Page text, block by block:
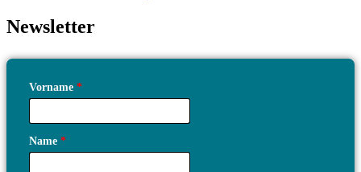
Newsletter
Vorname *
Name *